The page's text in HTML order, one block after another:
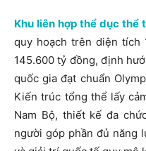
Khu liên hợp thể dục thể
quy hoạch trên diện tích
145.600 tỷ đồng, định
quốc gia đạt chuẩn
Kiến trúc tổng thể lấy
Nam Bộ, thiết kế đa
người góp phần đủ năng